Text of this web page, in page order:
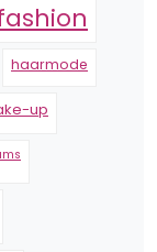
haarmode
up